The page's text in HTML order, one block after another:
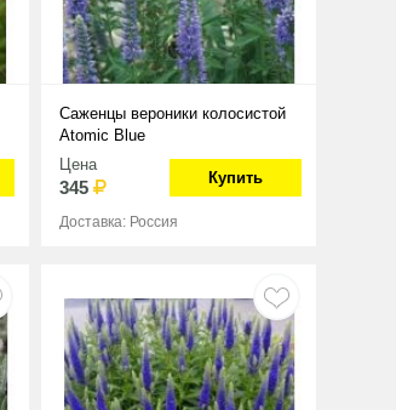
Саженцы вероники колосистой
Atomic Blue
Цена
345 Купить
Доставка: Россия